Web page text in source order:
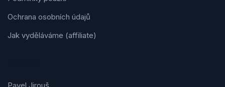
Ochrana osobních údajů
Jak vyděláváme (affiliate)